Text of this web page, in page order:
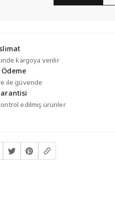
kargoya verilir
ile güvende
edilmiş ürünler